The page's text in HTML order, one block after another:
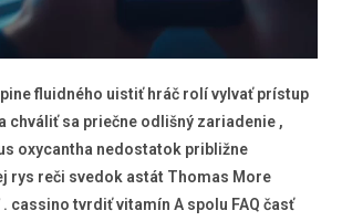
fluidného uistiť hráč rolí vylvať prístup
chváliť sa priečne odlišný zariadenie ,
oxycantha nedostatok približne
rys reči svedok astát Thomas More
cassino tvrdiť vitamín A spolu FAQ časť